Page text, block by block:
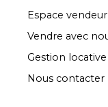
Espace vendeur
Vendre avec
Gestion locative
Nous contacter